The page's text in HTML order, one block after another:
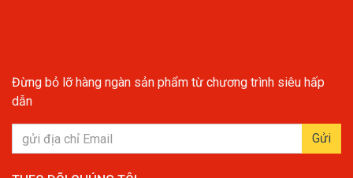
Đừng bỏ lỡ hàng ngàn sản phẩm từ chương trình siêu hấp
dẫn
Gửi